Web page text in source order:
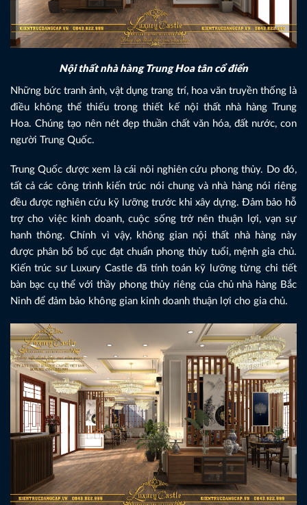
Nội thất nhà hàng Trung Hoa tân cổ điển
Những bức tranh ảnh, vật dụng trang trí, hoa văn truyền thống là
điều không thể thiếu trong thiết kế nội thất nhà hàng Trung
Hoa. Chúng tạo nên nét đẹp thuần chất văn hóa, đất nước, con
người Trung Quốc.
Trung Quốc được xem là cái nôi nghiên cứu phong thủy. Do đó,
tất cả các công trình kiến trúc nói chung và nhà hàng nói riêng
đều được nghiên cứu kỹ lưỡng trước khi xây dựng. Đảm bảo hỗ
trợ cho việc kinh doanh, cuộc sống trở nên thuận lợi, vạn sự
hanh thông. Chính vì vậy, không gian nội thất nhà hàng này
được phân bổ bố cục đạt chuẩn phong thủy tuổi, mệnh gia chủ.
Kiến trúc sư Luxury Castle đã tính toán kỹ lưỡng từng chi tiết
bàn bạc cụ thể với thầy phong thủy riêng của chủ nhà hàng Bắc
Ninh để đảm bảo không gian kinh doanh thuận lợi cho gia chủ.